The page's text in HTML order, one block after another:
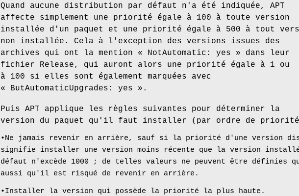
Quand aucune distribution par défaut n'a été indiquée, APT
affecte simplement une priorité égale à 100 à toute version
installée d'un paquet et une priorité égale à 500 à tout
non installée. Cela à l'exception des versions issues des
archives qui ont la mention « NotAutomatic: yes » dans leur
fichier Release, qui auront alors une priorité égale à 1 ou
à 100 si elles sont également marquées avec
« ButAutomaticUpgrades: yes ».
Puis APT applique les règles suivantes pour déterminer la
version du paquet qu'il faut installer (par ordre de
•Ne jamais revenir en arrière, sauf si la priorité d'une version
signifie installer une version moins récente que la version
défaut n'excède 1000 ; de telles valeurs ne peuvent être définies
aussi qu'il est risqué de revenir en arrière.
•Installer la version qui possède la priorité la plus haute.